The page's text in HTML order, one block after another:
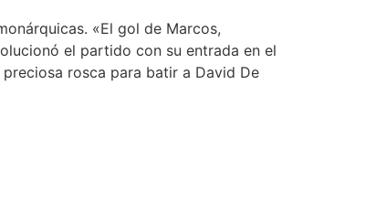
«El gol de Marcos,
el partido con su entrada en el
rosca para batir a David De